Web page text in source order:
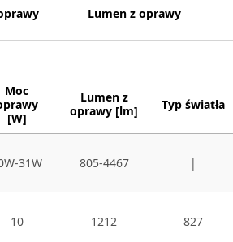
Lumen z oprawy
Moc
[W]
Lumen z
oprawy [lm]
Typ światła
31W 805-4467 |
10 1212 827